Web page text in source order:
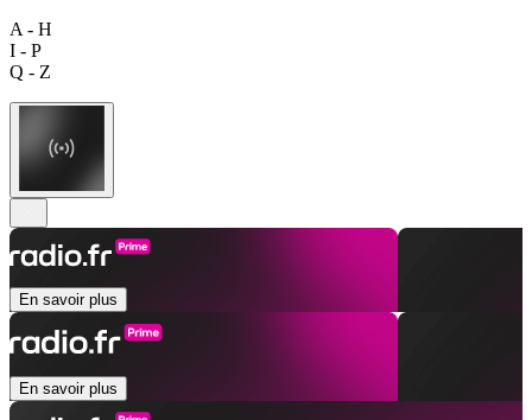
A - H
I - P
Q - Z
En savoir plus
En savoir plus